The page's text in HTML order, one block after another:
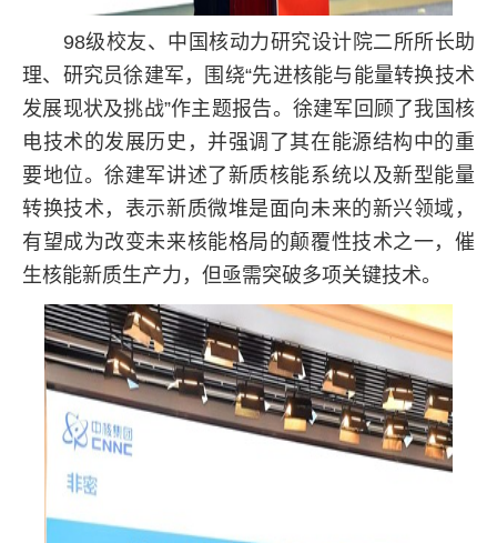
98级校友、中国核动力研究设计院二所所长助
理、研究员徐建军，围绕“先进核能与能量转换技术
发展现状及挑战”作主题报告。徐建军回顾了我国核
电技术的发展历史，并强调了其在能源结构中的重
要地位。徐建军讲述了新质核能系统以及新型能量
转换技术，表示新质微堆是面向未来的新兴领域，
有望成为改变未来核能格局的颠覆性技术之一，催
生核能新质生产力，但亟需突破多项关键技术。